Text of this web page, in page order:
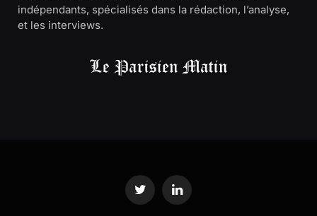
indépendants, spécialisés dans la rédaction, l’analyse,
et les interviews.
Twitter LinkedIn